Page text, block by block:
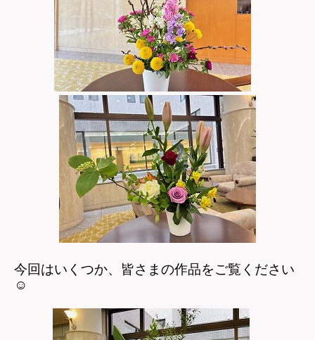
今回はいくつか、皆さまの作品をご覧ください
☺